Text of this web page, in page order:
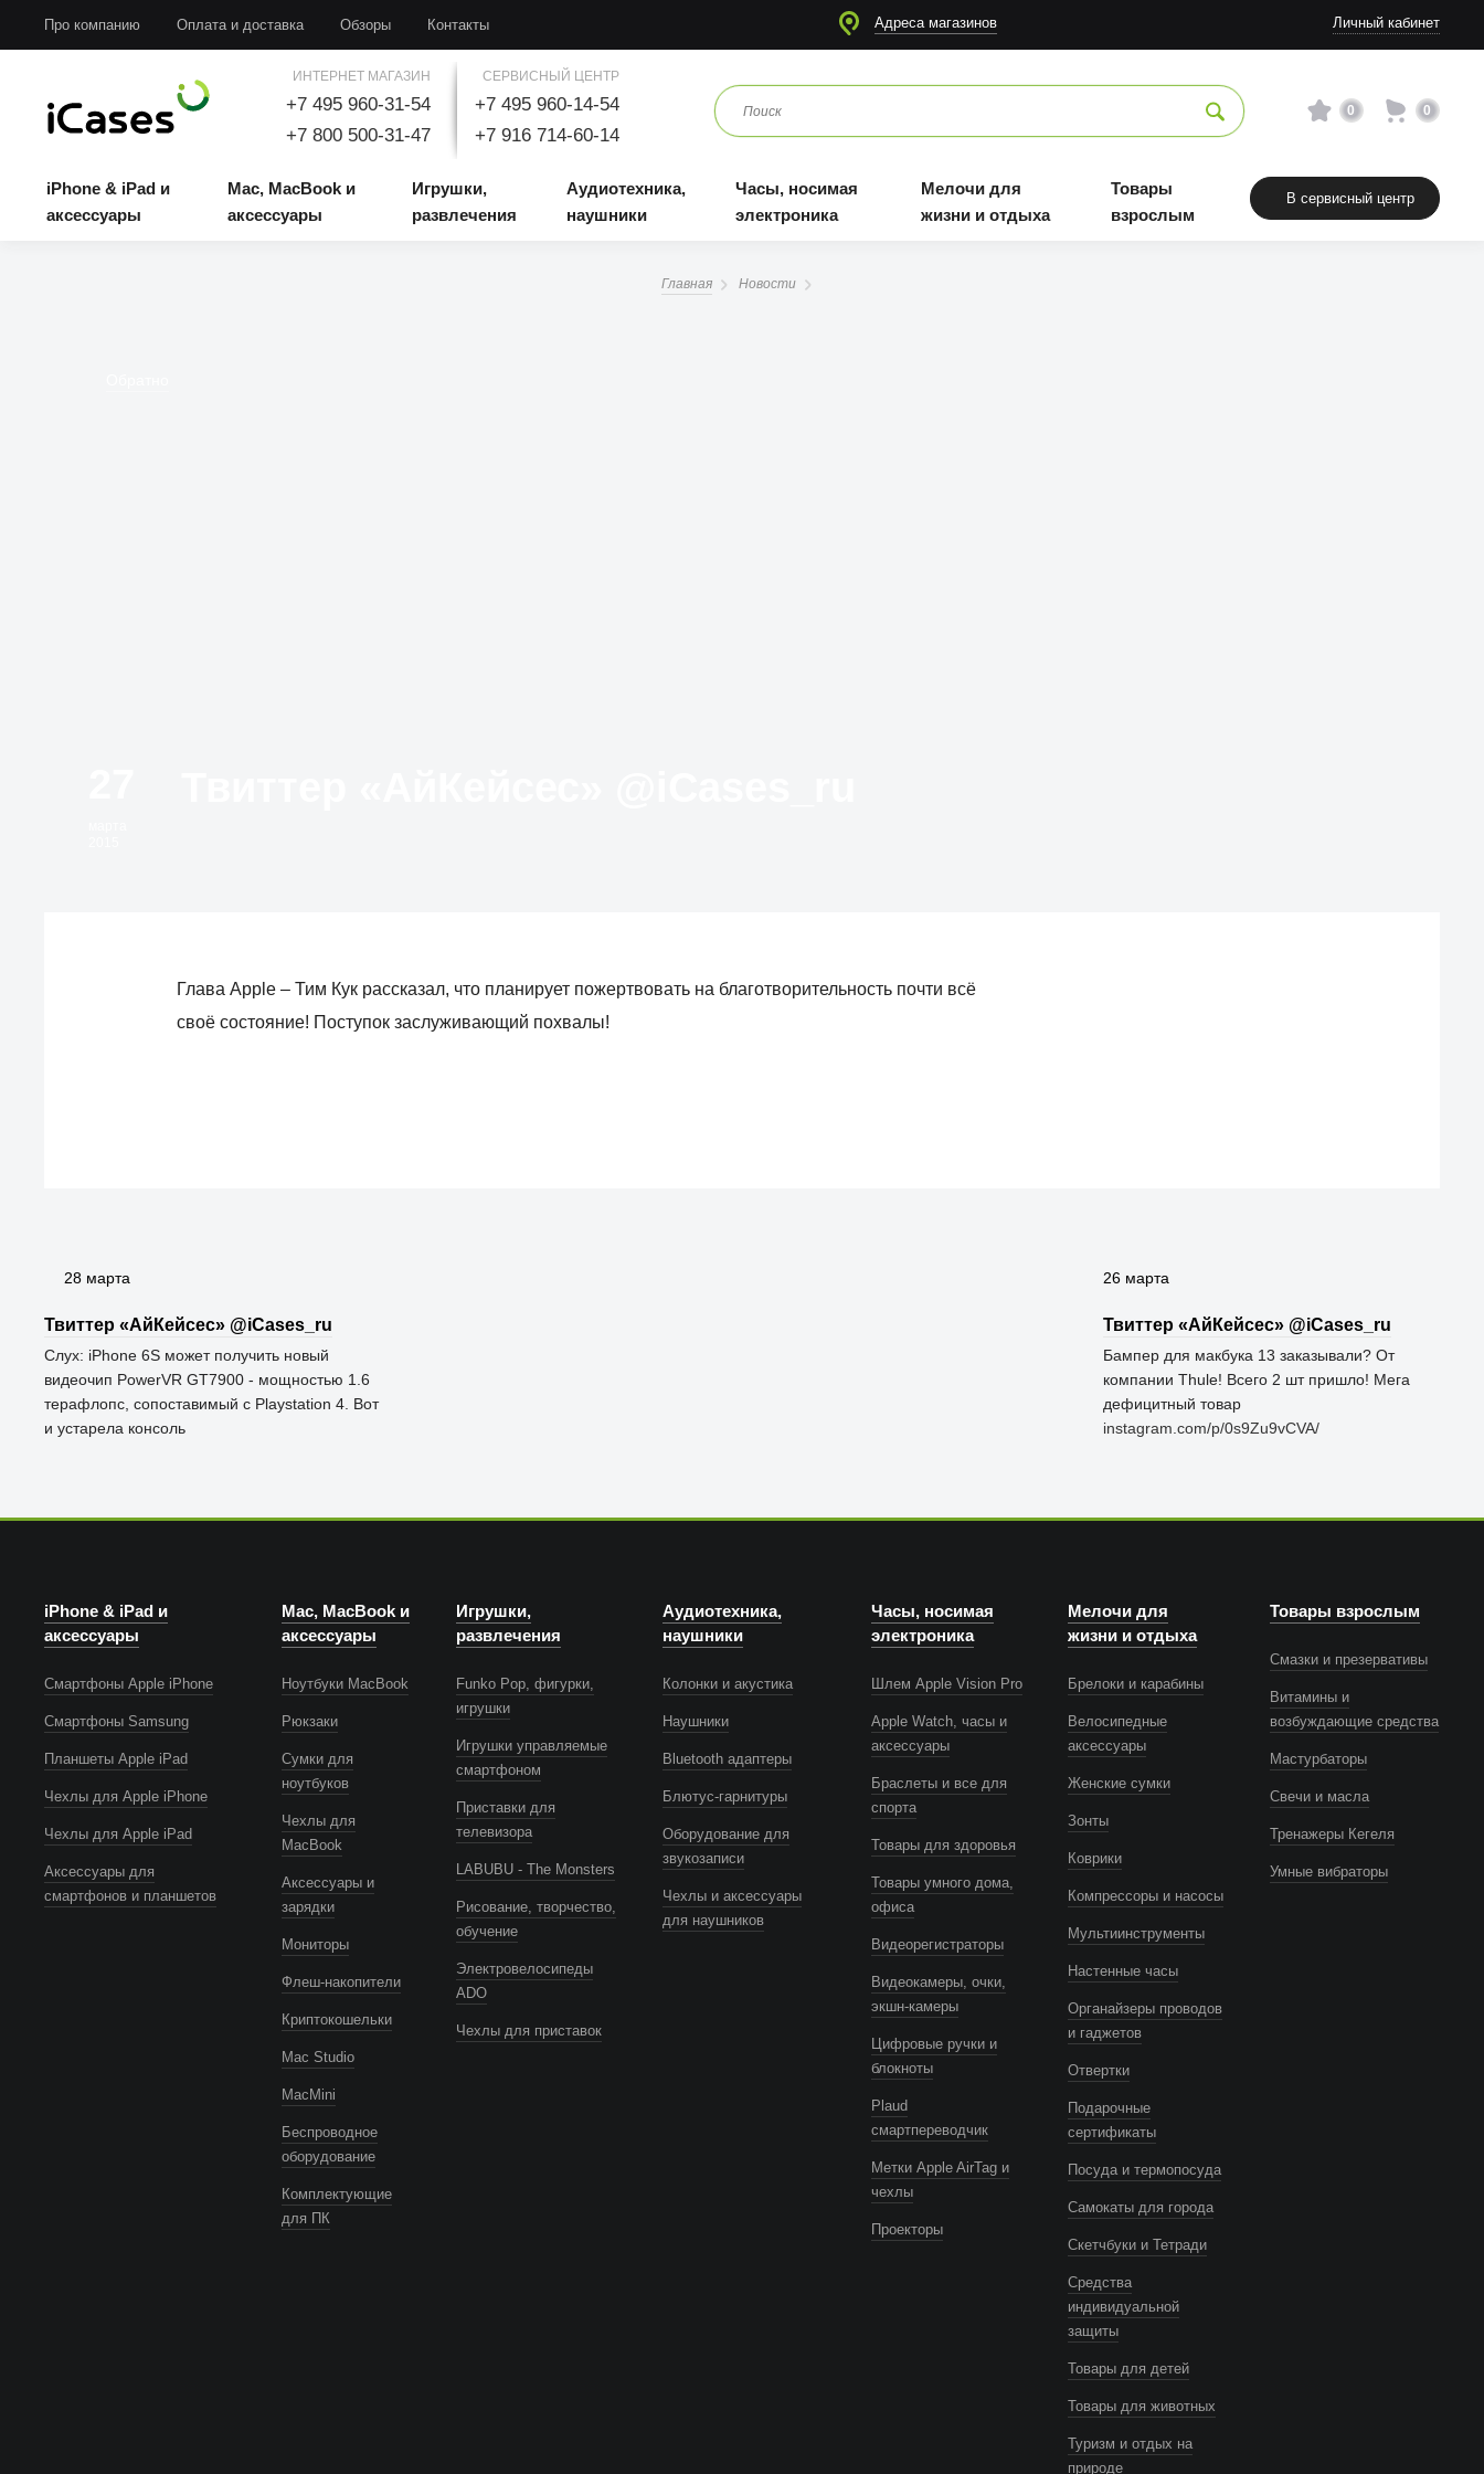
Про компанию Оплата и доставка Обзоры Контакты Адреса магазинов Личный кабинет
ИНТЕРНЕТ МАГАЗИН
+7 495 960-31-54
+7 800 500-31-47
СЕРВИСНЫЙ ЦЕНТР
+7 495 960-14-54
+7 916 714-60-14
0 0
iPhone & iPad и
аксессуары
Mac, MacBook и
аксессуары
Игрушки,
развлечения
Аудиотехника,
наушники
Часы, носимая
электроника
Мелочи для
жизни и отдыха
Товары
взрослым
В сервисный центр
Главная Новости
Глава Apple – Тим Кук рассказал, что планирует пожертвовать на благотворительность почти всё
своё состояние! Поступок заслуживающий похвалы!
26 марта
Твиттер «АйКейсес» ‏@iCases_ru
Бампер для макбука 13 заказывали? От
компании Thule! Всего 2 шт пришло! Мега
дефицитный товар
instagram.com/p/0s9Zu9vCVA/
28 марта
Твиттер «АйКейсес» ‏@iCases_ru
Слух: iPhone 6S может получить новый
видеочип PowerVR GT7900 - мощностью 1.6
терафлопс, сопоставимый с Playstation 4. Вот
и устарела консоль
iPhone & iPad и
аксессуары
Смартфоны Apple iPhone
Смартфоны Samsung
Планшеты Apple iPad
Чехлы для Apple iPhone
Чехлы для Apple iPad
Аксессуары для
смартфонов и планшетов
Mac, MacBook и
аксессуары
Ноутбуки MacBook
Рюкзаки
Сумки для
ноутбуков
Чехлы для
MacBook
Аксессуары и
зарядки
Мониторы
Флеш-накопители
Криптокошельки
Mac Studio
MacMini
Беспроводное
оборудование
Комплектующие
для ПК
Игрушки,
развлечения
Funko Pop, фигурки,
игрушки
Игрушки управляемые
смартфоном
Приставки для
телевизора
LABUBU - The Monsters
Рисование, творчество,
обучение
Электровелосипеды
ADO
Чехлы для приставок
Аудиотехника,
наушники
Колонки и акустика
Наушники
Bluetooth адаптеры
Блютус-гарнитуры
Оборудование для
звукозаписи
Чехлы и аксессуары
для наушников
Часы, носимая
электроника
Шлем Apple Vision Pro
Apple Watch, часы и
аксессуары
Браслеты и все для
спорта
Товары для здоровья
Товары умного дома,
офиса
Видеорегистраторы
Видеокамеры, очки,
экшн-камеры
Цифровые ручки и
блокноты
Plaud
смартпереводчик
Метки Apple AirTag и
чехлы
Проекторы
Мелочи для
жизни и отдыха
Брелоки и карабины
Велосипедные
аксессуары
Женские сумки
Зонты
Коврики
Компрессоры и насосы
Мультиинструменты
Настенные часы
Органайзеры проводов
и гаджетов
Отвертки
Подарочные
сертификаты
Посуда и термопосуда
Самокаты для города
Скетчбуки и Тетради
Средства
индивидуальной
защиты
Товары для детей
Товары для животных
Туризм и отдых на
природе
Товары взрослым
Смазки и презервативы
Витамины и
возбуждающие средства
Мастурбаторы
Свечи и масла
Тренажеры Кегеля
Умные вибраторы